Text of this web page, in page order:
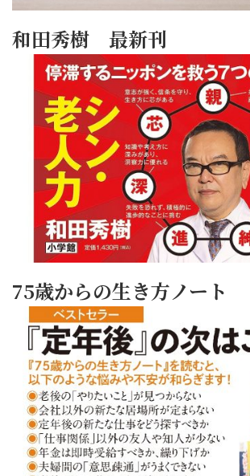
和田秀樹 最新刊
75歳からの生き方ノート